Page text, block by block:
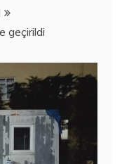
geçirildi